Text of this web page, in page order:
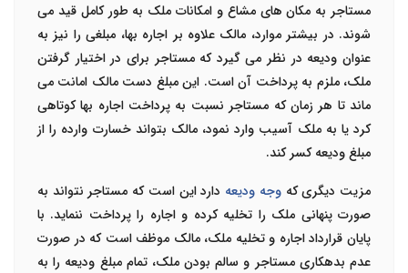
مستاجر به مکان های مشاع و امکانات ملک به طور کامل قید می
شوند. در بیشتر موارد، مالک علاوه بر اجاره بها، مبلغی را نیز به
عنوان ودیعه در نظر می گیرد که مستاجر برای در اختیار گرفتن
ملک، ملزم به پرداخت آن است. این مبلغ دست مالک امانت می
ماند تا هر زمان که مستاجر نسبت به پرداخت اجاره بها کوتاهی
کرد یا به ملک آسیب وارد نمود، مالک بتواند خسارت وارده را از
مبلغ ودیعه کسر کند.
مزیت دیگری کهوجه ودیعه دارد این است که مستاجر نتواند به
صورت پنهانی ملک را تخلیه کرده و اجاره را پرداخت ننماید. با
پایان قرارداد اجاره و تخلیه ملک، مالک موظف است که در صورت
عدم بدهکاری مستاجر و سالم بودن ملک، تمام مبلغ ودیعه را به